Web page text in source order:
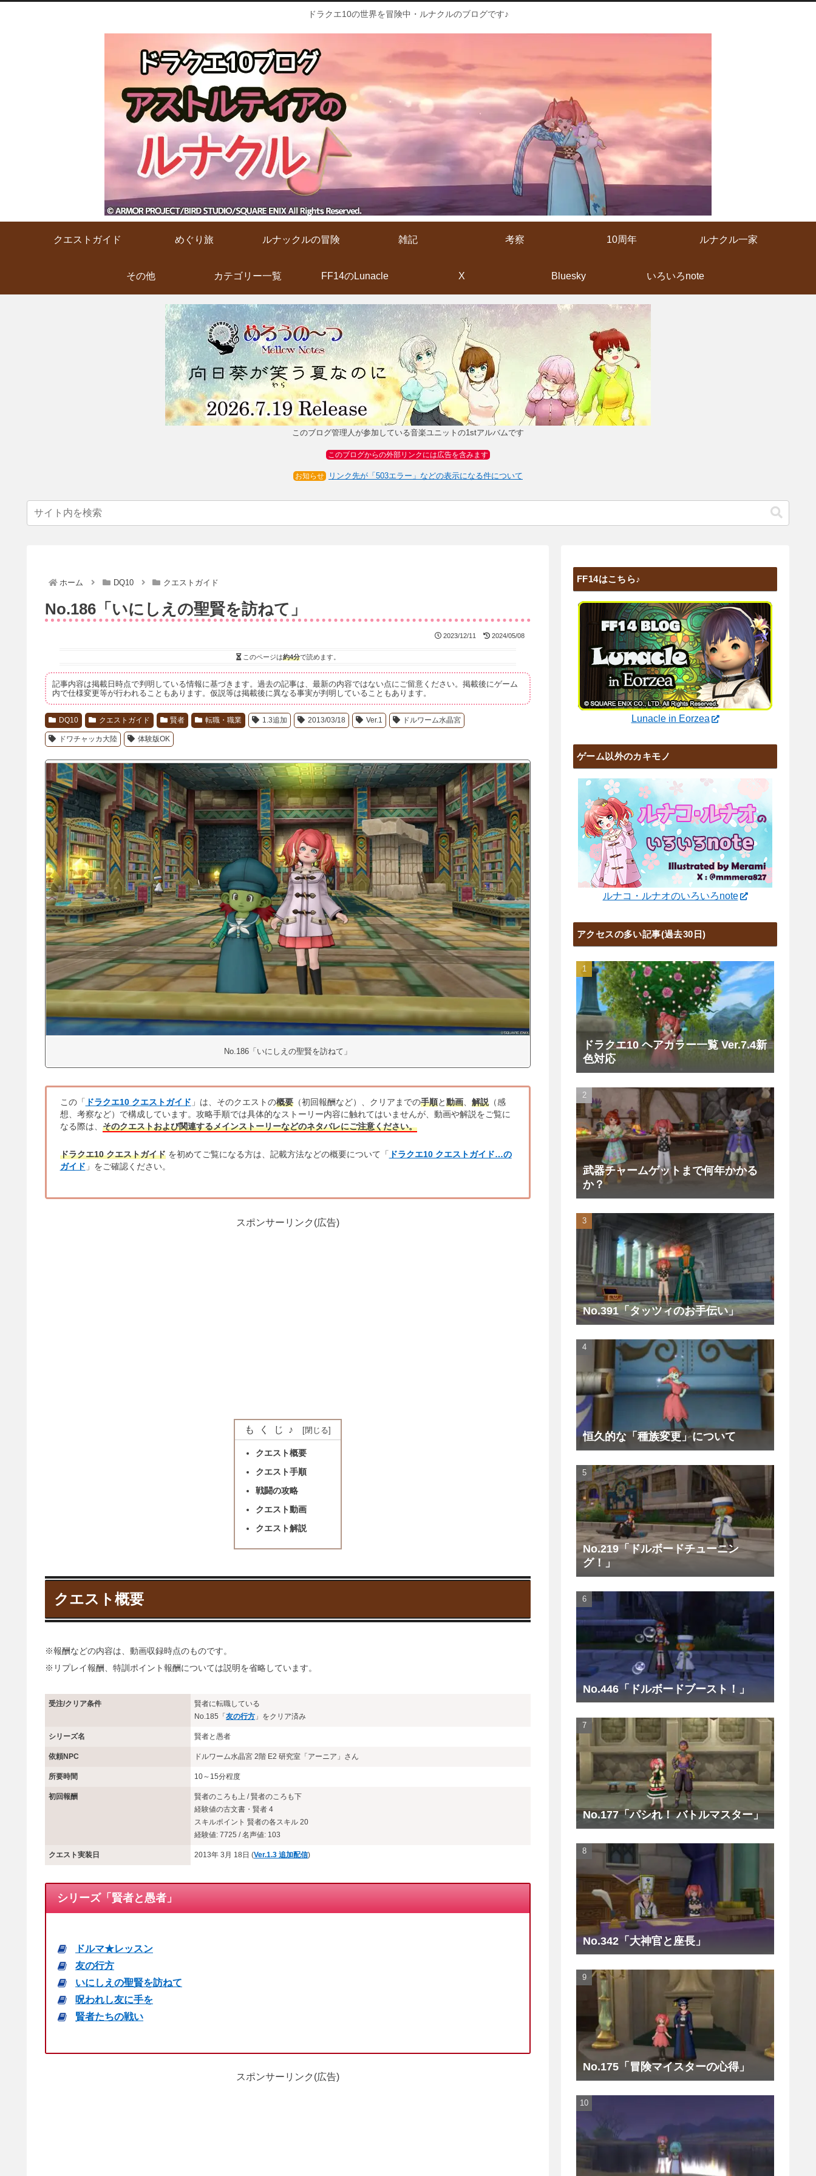
ドラクエ10の世界を冒険中・ルナクルのブログです♪
クエストガイド めぐり旅 ルナックルの冒険 雑記 考察 10周年 ルナクル一家
その他 カテゴリー一覧 FF14のLunacle X Bluesky いろいろnote
このブログ管理人が参加している音楽ユニットの1stアルバムです
このブログからの外部リンクには広告を含みます
お知らせ リンク先が「503エラー」などの表示になる件について
ホーム DQ10 クエストガイド
No.186「いにしえの聖賢を訪ねて」
2023/12/11 2024/05/08
このページは約4分で読めます。
記事内容は掲載日時点で判明している情報に基づきます。過去の記事は、最新の内容ではない点にご留意ください。掲載後にゲーム
内で仕様変更等が行われることもあります。仮説等は掲載後に異なる事実が判明していることもあります。
DQ10 クエストガイド 賢者 転職・職業 1.3追加 2013/03/18 Ver.1 ドルワーム水晶宮
ドワチャッカ大陸 体験版OK
No.186「いにしえの聖賢を訪ねて」
この「 ドラクエ10 クエストガイド 」は、そのクエストの概要（初回報酬など）、クリアまでの手順と動画、 解説（感
想、考察など）で構成しています。攻略手順では具体的なストーリー内容に触れてはいませんが、動画や解説をご覧に
なる際は、 そのクエストおよび関連するメインストーリーなどのネタバレにご注意ください。
ドラクエ10 クエストガイドを初めてご覧になる方は、記載方法などの概要について「 ドラクエ10 クエストガイド…の
ガイド 」をご確認ください。
スポンサーリンク(広告)
もくじ♪
クエスト概要
クエスト手順
戦闘の攻略
クエスト動画
クエスト解説
クエスト概要
※報酬などの内容は、動画収録時点のものです。
※リプレイ報酬、特訓ポイント報酬については説明を省略しています。
受注/クリア条件
賢者に転職している
No.185「友の行方 」をクリア済み
シリーズ名 賢者と愚者
依頼NPC ドルワーム水晶宮 2階 E2 研究室「アーニア」さん
所要時間 10～15分程度
初回報酬
賢者のころも上 / 賢者のころも下
経験値の古文書・賢者 4
スキルポイント 賢者の各スキル 20
経験値: 7725 / 名声値: 103
クエスト実装日 2013年 3月 18日 (Ver.1.3 追加配信)
シリーズ「賢者と愚者」
ドルマ★レッスン
友の行方
いにしえの聖賢を訪ねて
呪われし友に手を
賢者たちの戦い
スポンサーリンク(広告)
FF14はこちら♪
Lunacle in Eorzea
ゲーム以外のカキモノ
ルナコ・ルナオのいろいろnote
アクセスの多い記事(過去30日)
ドラクエ10 ヘアカラー一覧 Ver.7.4新
色対応
武器チャームゲットまで何年かかる
か？
No.391「タッツィのお手伝い」
恒久的な「種族変更」について
No.219「ドルボードチューニン
グ！」
No.446「ドルボードブースト！」
No.177「パシれ！ バトルマスター」
No.342「大神官と座長」
No.175「冒険マイスターの心得」